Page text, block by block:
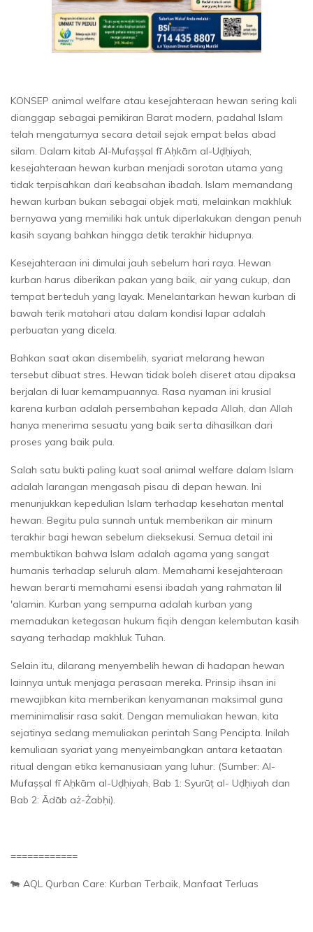
KONSEP animal welfare atau kesejahteraan hewan sering kali
dianggap sebagai pemikiran Barat modern, padahal Islam
telah mengaturnya secara detail sejak empat belas abad
silam. Dalam kitab Al-Mufaṣṣal fī Aḥkām al-Uḍḥiyah,
kesejahteraan hewan kurban menjadi sorotan utama yang
tidak terpisahkan dari keabsahan ibadah. Islam memandang
hewan kurban bukan sebagai objek mati, melainkan makhluk
bernyawa yang memiliki hak untuk diperlakukan dengan penuh
kasih sayang bahkan hingga detik terakhir hidupnya.
Kesejahteraan ini dimulai jauh sebelum hari raya. Hewan
kurban harus diberikan pakan yang baik, air yang cukup, dan
tempat berteduh yang layak. Menelantarkan hewan kurban di
bawah terik matahari atau dalam kondisi lapar adalah
perbuatan yang dicela.
Bahkan saat akan disembelih, syariat melarang hewan
tersebut dibuat stres. Hewan tidak boleh diseret atau dipaksa
berjalan di luar kemampuannya. Rasa nyaman ini krusial
karena kurban adalah persembahan kepada Allah, dan Allah
hanya menerima sesuatu yang baik serta dihasilkan dari
proses yang baik pula.
Salah satu bukti paling kuat soal animal welfare dalam Islam
adalah larangan mengasah pisau di depan hewan. Ini
menunjukkan kepedulian Islam terhadap kesehatan mental
hewan. Begitu pula sunnah untuk memberikan air minum
terakhir bagi hewan sebelum dieksekusi. Semua detail ini
membuktikan bahwa Islam adalah agama yang sangat
humanis terhadap seluruh alam. Memahami kesejahteraan
hewan berarti memahami esensi ibadah yang rahmatan lil
'alamin. Kurban yang sempurna adalah kurban yang
memadukan ketegasan hukum fiqih dengan kelembutan kasih
sayang terhadap makhluk Tuhan.
Selain itu, dilarang menyembelih hewan di hadapan hewan
lainnya untuk menjaga perasaan mereka. Prinsip ihsan ini
mewajibkan kita memberikan kenyamanan maksimal guna
meminimalisir rasa sakit. Dengan memuliakan hewan, kita
sejatinya sedang memuliakan perintah Sang Pencipta. Inilah
kemuliaan syariat yang menyeimbangkan antara ketaatan
ritual dengan etika kemanusiaan yang luhur. (Sumber: Al-
Mufaṣṣal fī Aḥkām al-Uḍḥiyah, Bab 1: Syurūṭ al- Uḍḥiyah dan
Bab 2: Ādāb aż-Żabḥi).
============
🐄 AQL Qurban Care: Kurban Terbaik, Manfaat Terluas